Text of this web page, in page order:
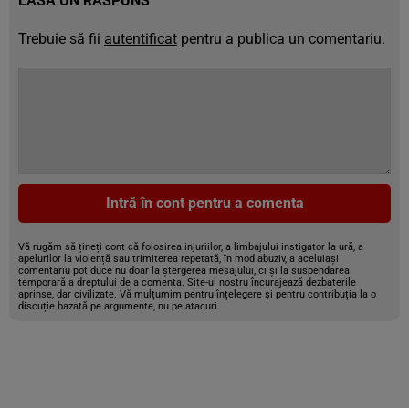
Trebuie să fii autentificat pentru a publica un comentariu.
Intră în cont pentru a comenta
Vă rugăm să țineți cont că folosirea injuriilor, a limbajului instigator la ură, a
apelurilor la violență sau trimiterea repetată, în mod abuziv, a aceluiași
comentariu pot duce nu doar la ștergerea mesajului, ci și la suspendarea
temporară a dreptului de a comenta. Site-ul nostru încurajează dezbaterile
aprinse, dar civilizate. Vă mulțumim pentru înțelegere și pentru contribuția la o
discuție bazată pe argumente, nu pe atacuri.